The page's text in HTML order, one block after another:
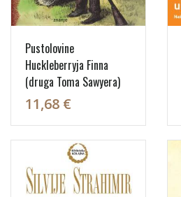
Pustolovine
Huckleberryja Finna
(druga Toma Sawyera)
11,68 €